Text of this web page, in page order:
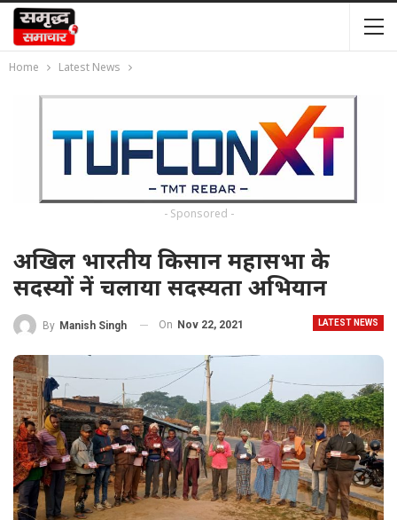
Home Latest News
- Sponsored -
अखिल भारतीय किसान महासभा के
सदस्यों नें चलाया सदस्यता अभियान
LATEST NEWS
By Manish Singh On Nov 22, 2021